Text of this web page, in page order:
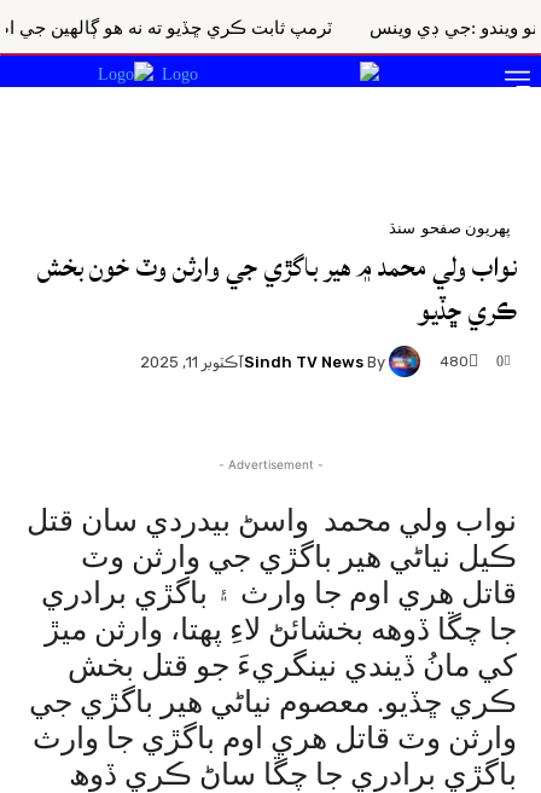
:جي ڊي وينس ٽرمپ ثابت ڪري ڇڏيو ته نه هو ڳالهين جي اصولن
پهريون صفحو سنڌ
نواب ولي محمد ۾ هير باگڙي جي وارثن وٽ خون بخش
ڪري ڇڏيو
By
Sindh TV Newsآڪٽوبر 11, 2025 0
480
- Advertisement -
نواب ولي محمد واسڻ بيدردي سان قتل
ڪيل نياڻي هير باگڙي جي وارثن وٽ
قاتل هري اوم جا وارث ۽ باگڙي برادري
جا چڱا ڏوهه بخشائڻ لاءِ پهتا، وارثن ميڙ
کي مانُ ڏيندي نينگريءَ جو قتل بخش
ڪري ڇڏيو. معصوم نياڻي هير باگڙي جي
وارثن وٽ قاتل هري اوم باگڙي جا وارث
باگڙي برادري جا چڱا ساڻ ڪري ڏوھ